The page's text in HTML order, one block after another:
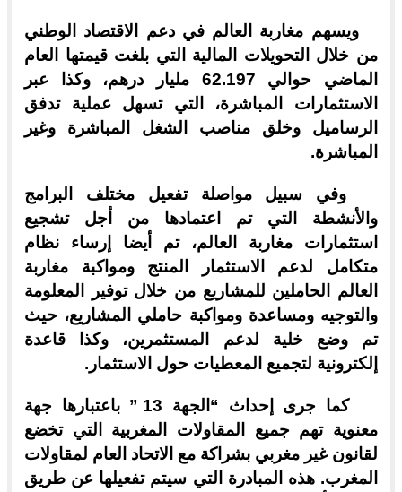
ويسهم مغاربة العالم في دعم الاقتصاد الوطني
من خلال التحويلات المالية التي بلغت قيمتها العام
الماضي حوالي 62.197 مليار درهم، وكذا عبر
الاستثمارات المباشرة، التي تسهل عملية تدفق
الرساميل وخلق مناصب الشغل المباشرة وغير
المباشرة.
وفي سبيل مواصلة تفعيل مختلف البرامج
والأنشطة التي تم اعتمادها من أجل تشجيع
استثمارات مغاربة العالم، تم أيضا إرساء نظام
متكامل لدعم الاستثمار المنتج ومواكبة مغاربة
العالم الحاملين للمشاريع من خلال توفير المعلومة
والتوجيه ومساعدة ومواكبة حاملي المشاريع، حيث
تم وضع خلية لدعم المستثمرين، وكذا قاعدة
إلكترونية لتجميع المعطيات حول الاستثمار.
كما جرى إحداث “الجهة 13 ” باعتبارها جهة
معنوية تهم جميع المقاولات المغربية التي تخضع
لقانون غير مغربي بشراكة مع الاتحاد العام لمقاولات
المغرب. هذه المبادرة التي سيتم تفعيلها عن طريق